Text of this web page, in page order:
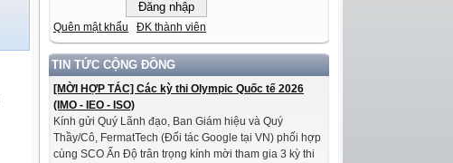
Quên mật khẩu ĐK thành viên
TIN TỨC CỘNG ĐỒNG
[MỜI HỢP TÁC] Các kỳ thi Olympic Quốc tế 2026
(IMO - IEO - ISO)
Kính gửi Quý Lãnh đạo, Ban Giám hiệu và Quý
Thầy/Cô, FermatTech (Đối tác Google tại VN) phối hợp
cùng SCO Ấn Độ trân trọng kính mời tham gia 3 kỳ thi